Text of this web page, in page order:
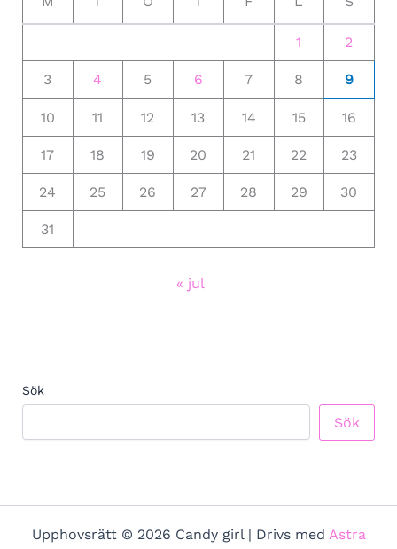
1 2
3 4 5 6 7 8 9
10 11 12 13 14 15 16
17 18 19 20 21 22 23
24 25 26 27 28 29 30
31
« jul
Sök
Sök
Upphovsrätt © 2026 Candy girl | Drivs med Astra